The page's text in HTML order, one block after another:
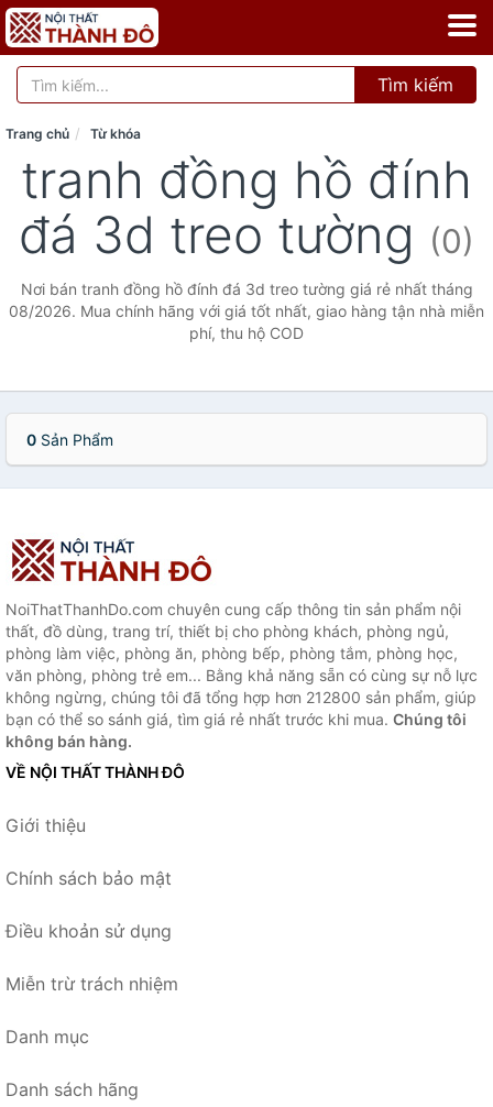
Tìm kiếm
Trang chủ Từ khóa
tranh đồng hồ đính
đá 3d treo tường (0)
Nơi bán tranh đồng hồ đính đá 3d treo tường giá rẻ nhất tháng
08/2026. Mua chính hãng với giá tốt nhất, giao hàng tận nhà miễn
phí, thu hộ COD
0 Sản Phẩm
NoiThatThanhDo.com chuyên cung cấp thông tin sản phẩm nội
thất, đồ dùng, trang trí, thiết bị cho phòng khách, phòng ngủ,
phòng làm việc, phòng ăn, phòng bếp, phòng tắm, phòng học,
văn phòng, phòng trẻ em... Bằng khả năng sẵn có cùng sự nỗ lực
không ngừng, chúng tôi đã tổng hợp hơn 212800 sản phẩm, giúp
bạn có thể so sánh giá, tìm giá rẻ nhất trước khi mua. Chúng tôi
không bán hàng.
VỀ NỘI THẤT THÀNH ĐÔ
Giới thiệu
Chính sách bảo mật
Điều khoản sử dụng
Miễn trừ trách nhiệm
Danh mục
Danh sách hãng